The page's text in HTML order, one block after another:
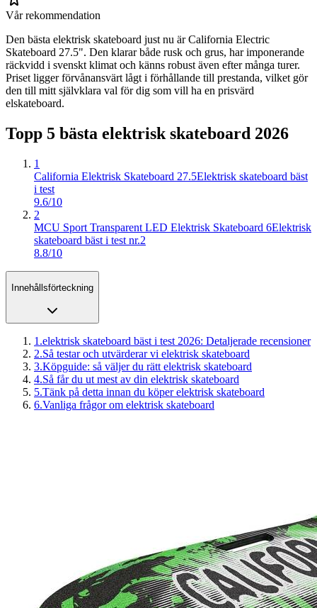
Vår rekommendation
Den bästa elektrisk skateboard just nu är California Electric
Skateboard 27.5". Den klarar både rusk och grus, har imponerande
räckvidd i svenskt klimat och känns robust även efter många turer.
Priset ligger förvånansvärt lågt i förhållande till prestanda, vilket gör
den till mitt självklara val för dig som vill ha en prisvärd
elskateboard.
Topp 5 bästa elektrisk skateboard 2026
1
California Elektrisk Skateboard 27.5Elektrisk skateboard bäst
i test
9.6/10
2
MCU Sport Transparent LED Elektrisk Skateboard 6Elektrisk
skateboard bäst i test nr.2
8.8/10
Innehållsförteckning
1 .elektrisk skateboard bäst i test 2026: Detaljerade recensioner
2.Så testar och utvärderar vi elektrisk skateboard
3.Köpguide: så väljer du rätt elektrisk skateboard
4.Så får du ut mest av din elektrisk skateboard
5.Tänk på detta innan du köper elektrisk skateboard
6.Vanliga frågor om elektrisk skateboard